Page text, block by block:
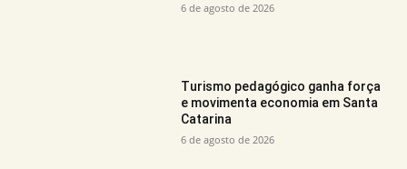
6 de agosto de 2026
Turismo pedagógico ganha força
e movimenta economia em Santa
Catarina
6 de agosto de 2026